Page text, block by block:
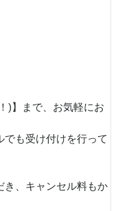
)】まで、お気軽にお
でも受け付けを行って
き、キャンセル料もか